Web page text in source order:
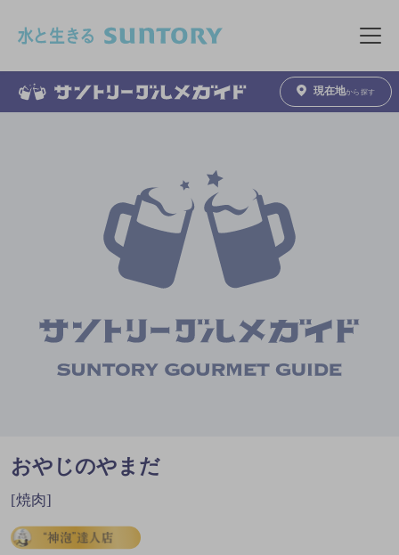
メニュ
現在地から探す
おやじのやまだ
[焼肉]